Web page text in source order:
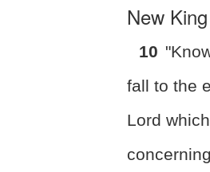
New
10
fall to the
Lord